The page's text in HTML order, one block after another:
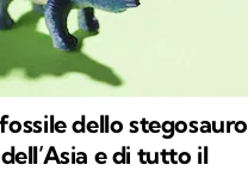
dello stegosauro
e di tutto il